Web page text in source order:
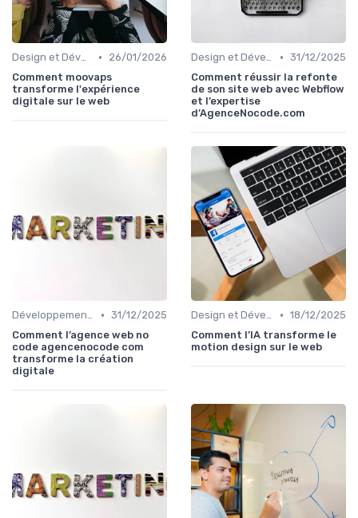
Design et Développement Web •
26/01/2026
Comment moovaps
transforme l'expérience
digitale sur le web
Design et Développement Web • 31/12/2025
Comment réussir la refonte
de son site web avec Webflow
et l’expertise
d’AgenceNocode.com
Développement Web No-Code/Low-Code • 31/12/2025
Comment l’agence web no
code agencenocode com
transforme la création
digitale
Design et Développement Web • 18/12/2025
Comment l’IA transforme le
motion design sur le web